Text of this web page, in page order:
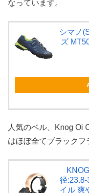
なっています。
シマノ
ズ
人気のベル、Knog Oi
はほぼ全てブラック
径
イル 爽